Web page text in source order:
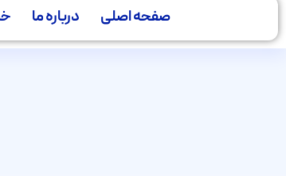
صفحه اصلی درباره ما